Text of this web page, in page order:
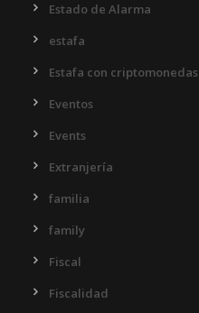
Estado de Alarma
estafa
Estafa con criptomonedas
Eventos
Events
Extranjería
familia
family
Fiscal
Fiscalidad